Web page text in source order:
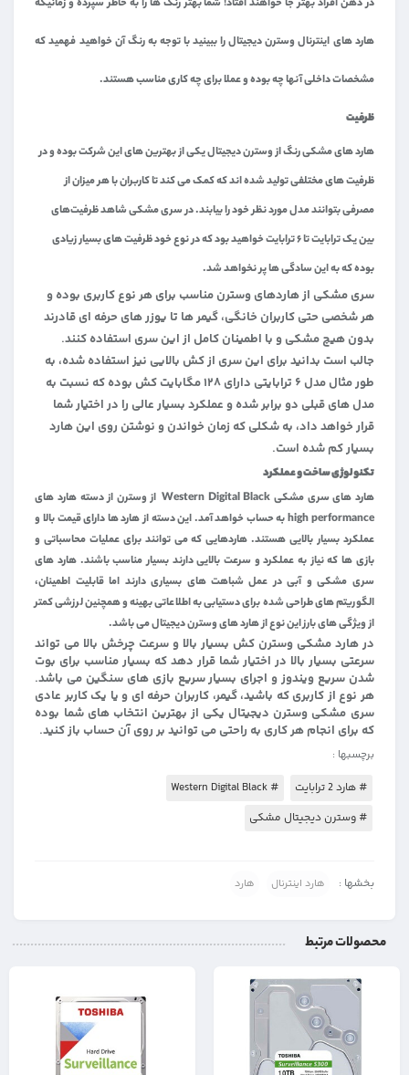
هارد های اینترنال وسترن دیجیتال را ببینید با توجه به رنگ آن خواهید فهمید که
مشخصات داخلی آنها چه بوده و عملا برای چه کاری مناسب هستند.
ظرفیت
هارد های مشکی رنگ از وسترن دیجیتال یکی از بهترین های این شرکت بوده و در
ظرفیت های مختلفی تولید شده اند که کمک می کند تا کاربران با هر میزان از
مصرفی بتوانند مدل مورد نظر خود را بیابند. در سری مشکی شاهد ظرفیت‌های
بین یک ترابایت تا ۶ ترابایت خواهید بود که در نوع خود ظرفیت های بسیار زیادی
بوده که به این سادگی ها پر نخواهد شد.
سری مشکی از هاردهای وسترن مناسب برای هر نوع کاربری بوده و
هر شخصی حتی کاربران خانگی، گیمر ها تا یوزر های حرفه ای قادرند
بدون هیچ مشکی و با اطمینان کامل از این سری استفاده کنند.
جالب است بدانید برای این سری از کش بالایی نیز استفاده شده، به
طور مثال مدل ۶ ترابایتی دارای ۱۲۸ مگابایت کش بوده که نسبت به
مدل های قبلی دو برابر شده و عملکرد بسیار عالی را در اختیار شما
قرار خواهد داد، به شکلی که زمان خواندن و نوشتن روی این هارد
بسیار کم شده است.
تکنولوژی ساخت و عملکرد
هارد های سری مشکی Western Digital Black از وسترن از دسته هارد های
high performance به حساب خواهد آمد. این دسته از هارد ها دارای قیمت بالا و
عملکرد بسیار بالایی هستند. هاردهایی که می توانند برای عملیات محاسباتی و
بازی ها که نیاز به عملکرد و سرعت بالایی دارند بسیار مناسب باشند. هارد های
سری مشکی و آبی در عمل شباهت های بسیاری دارند اما قابلیت اطمینان،
الگوریتم های طراحی شده برای دستیابی به اطلاعاتی بهینه و همچنین لرزشی کمتر
از ویژگی های بارز این نوع از هارد های وسترن دیجیتال می باشد.
در هارد مشکی وسترن کش بسیار بالا و سرعت چرخش بالا می تواند
سرعتی بسیار بالا در اختیار شما قرار دهد که بسیار مناسب برای بوت
شدن سریع ویندوز و اجرای بسیار سریع بازی های سنگین می باشد.
هر نوع از کاربری که باشید، گیمر، کاربران حرفه ای و یا یک کاربر عادی
سری مشکی وسترن دیجیتال یکی از بهترین انتخاب های شما بوده
که برای انجام هر کاری به راحتی می توانید بر روی آن حساب باز کنید.
برچسبها :
# هارد 2 ترابایت
# Western Digital Black
# وسترن دیجیتال مشکی
بخشها : هارد اینترنال هارد
محصولات مرتبط